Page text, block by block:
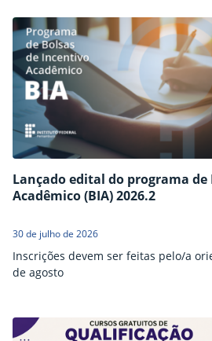
Lançado edital do programa
Acadêmico (BIA) 2026.2
30 de julho de 2026
Inscrições devem ser feitas pelo/a
de agosto